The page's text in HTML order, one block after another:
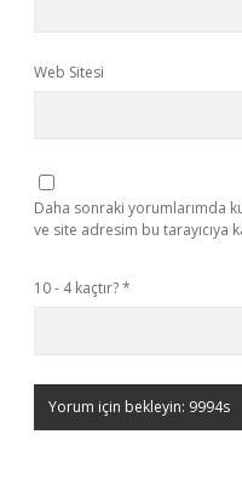
Web Sitesi
Daha sonraki yorumlarımda
ve site adresim bu tarayıcıya
10 - 4 kaçtır?*